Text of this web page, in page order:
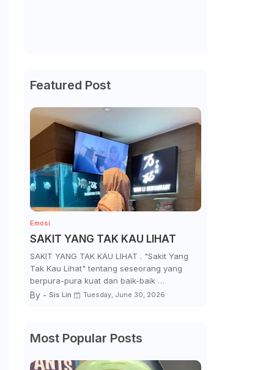
Featured Post
Emosi
SAKIT YANG TAK KAU LIHAT
SAKIT YANG TAK KAU LIHAT . "Sakit Yang
Tak Kau Lihat" tentang seseorang yang
berpura-pura kuat dan baik-baik …
By - Sis Lin Tuesday, June 30, 2026
Most Popular Posts